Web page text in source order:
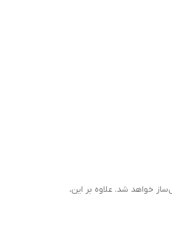
خواهد شد. علاوه بر این،